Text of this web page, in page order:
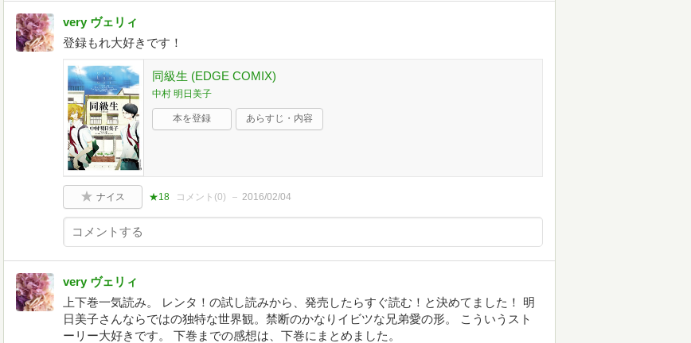
very ヴェリィ
登録もれ大好きです！
同級生 (EDGE COMIX)
中村 明日美子
本を登録 あらすじ・内容
ナイス ★18 コメント(0) 2016/02/04
very ヴェリィ
上下巻一気読み。 レンタ！の試し読みから、発売したらすぐ読む！と決めてました！ 明
日美子さんならではの独特な世界観。禁断のかなりイビツな兄弟愛の形。 こういうスト
ーリー大好きです。 下巻までの感想は、下巻にまとめました。